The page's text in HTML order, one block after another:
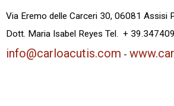
Via Eremo delle Carceri 30, 06081 Assisi
Dott. Maria Isabel Reyes Tel. +
info@carloacutis.com -